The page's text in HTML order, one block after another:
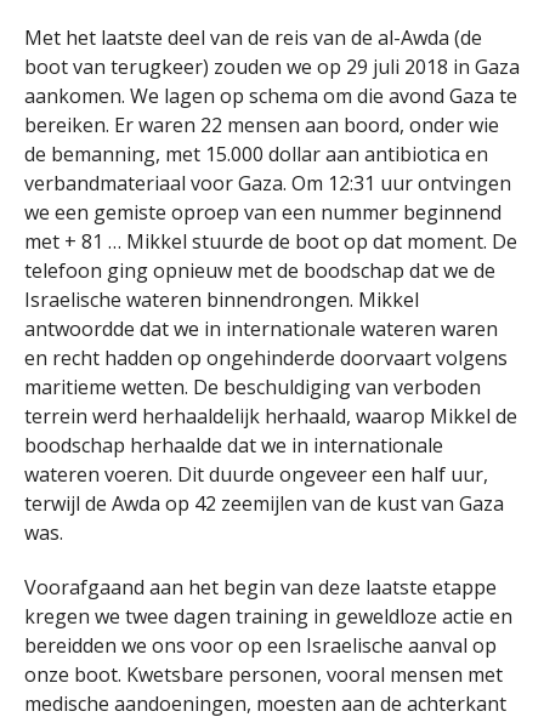
Met het laatste deel van de reis van de al-Awda (de
boot van terugkeer) zouden we op 29 juli 2018 in Gaza
aankomen. We lagen op schema om die avond Gaza te
bereiken. Er waren 22 mensen aan boord, onder wie
de bemanning, met 15.000 dollar aan antibiotica en
verbandmateriaal voor Gaza. Om 12:31 uur ontvingen
we een gemiste oproep van een nummer beginnend
met + 81 … Mikkel stuurde de boot op dat moment. De
telefoon ging opnieuw met de boodschap dat we de
Israelische wateren binnendrongen. Mikkel
antwoordde dat we in internationale wateren waren
en recht hadden op ongehinderde doorvaart volgens
maritieme wetten. De beschuldiging van verboden
terrein werd herhaaldelijk herhaald, waarop Mikkel de
boodschap herhaalde dat we in internationale
wateren voeren. Dit duurde ongeveer een half uur,
terwijl de Awda op 42 zeemijlen van de kust van Gaza
was.
Voorafgaand aan het begin van deze laatste etappe
kregen we twee dagen training in geweldloze actie en
bereidden we ons voor op een Israelische aanval op
onze boot. Kwetsbare personen, vooral mensen met
medische aandoeningen, moesten aan de achterkant